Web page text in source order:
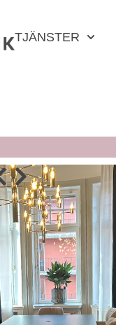
TJÄNSTER